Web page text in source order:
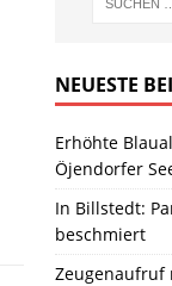
NEUESTE
Erhöhte
Öjendorfer
In Billstedt:
beschmiert
Zeugenaufruf